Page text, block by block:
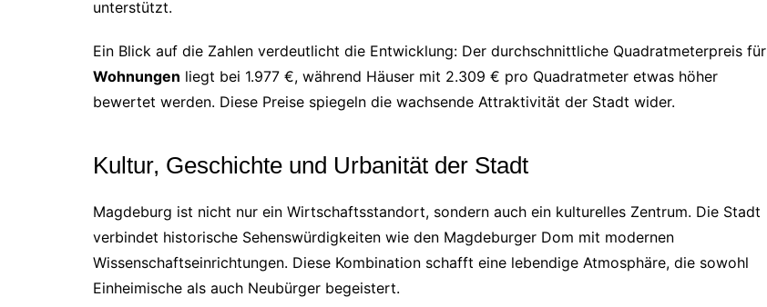
unterstützt.
Ein Blick auf die Zahlen verdeutlicht die Entwicklung: Der durchschnittliche Quadratmeterpreis für
Wohnungen liegt bei 1.977 €, während Häuser mit 2.309 € pro Quadratmeter etwas höher
bewertet werden. Diese Preise spiegeln die wachsende Attraktivität der Stadt wider.
Kultur, Geschichte und Urbanität der Stadt
Magdeburg ist nicht nur ein Wirtschaftsstandort, sondern auch ein kulturelles Zentrum. Die Stadt
verbindet historische Sehenswürdigkeiten wie den Magdeburger Dom mit modernen
Wissenschaftseinrichtungen. Diese Kombination schafft eine lebendige Atmosphäre, die sowohl
Einheimische als auch Neubürger begeistert.